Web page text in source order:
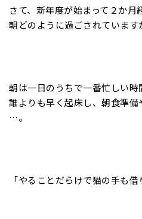
さて、新年度が始まって２か
朝どのように過ごされています
朝は一日のうちで一番忙しい
誰よりも早く起床し、朝食準
…。
「やることだらけで猫の手も借